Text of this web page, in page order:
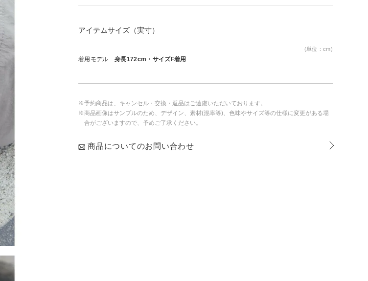
アイテムサイズ（実寸）
(単位：cm)
着用モデル 身長172cm・サイズF着用
※予約商品は、キャンセル・交換・返品はご遠慮いただいております。
※商品画像はサンプルのため、デザイン、素材(混率等)、色味やサイズ等の仕様に変更がある場
合がございますので、予めご了承ください。
商品についてのお問い合わせ